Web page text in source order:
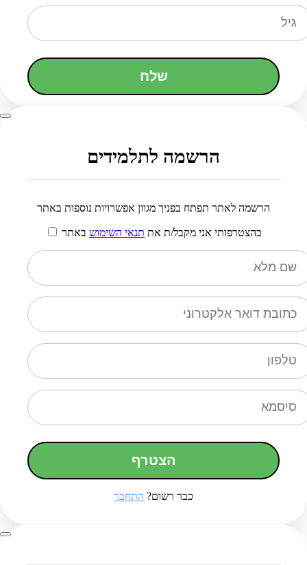
שלח
הרשמה לתלמידים
הרשמה לאתר תפתח בפניך מגוון אפשרויות נוספות באתר
בהצטרפותי אני מקבל/ת את תנאי השימוש באתר
הצטרף
כבר רשום? התחבר